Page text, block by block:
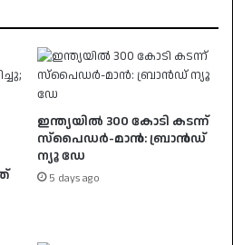
ഇന്ത്യയിൽ 300 കോടി കടന്ന്
സ്പൈഡർ-മാൻ: ബ്രാൻഡ്
ന്യൂ ഡേ
5 days ago